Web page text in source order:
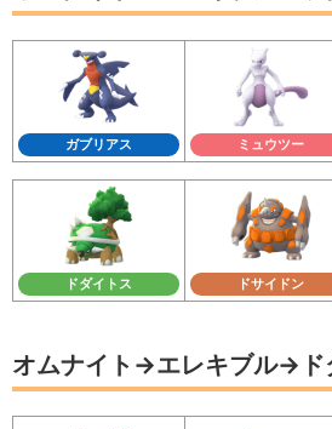
ガブリアス ミュウツー
ドダイトス ドサイドン
オムナイト→エレキブル→ド